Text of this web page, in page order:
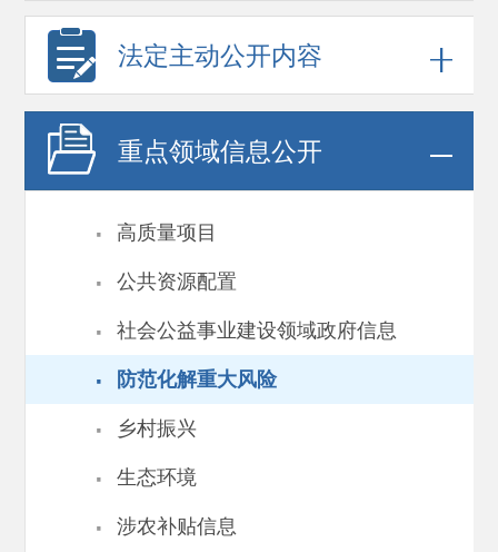
法定主动公开内容
重点领域信息公开
· 高质量项目
· 公共资源配置
· 社会公益事业建设领域政府信息
· 防范化解重大风险
· 乡村振兴
· 生态环境
· 涉农补贴信息